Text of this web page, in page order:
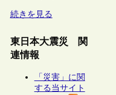
続きを見る
東日本大震災 関
連情報
「災害」に関
する当サイト